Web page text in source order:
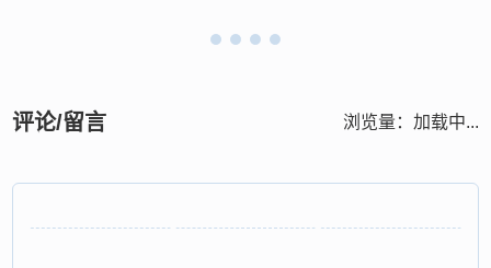
评论/留言 浏览量： 加载中...